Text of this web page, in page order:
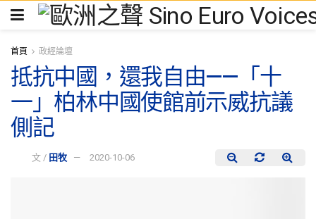
首頁 政經論壇
抵抗中國，還我自由——「十
一」柏林中國使館前示威抗議
側記
文 / 田牧 2020-10-06